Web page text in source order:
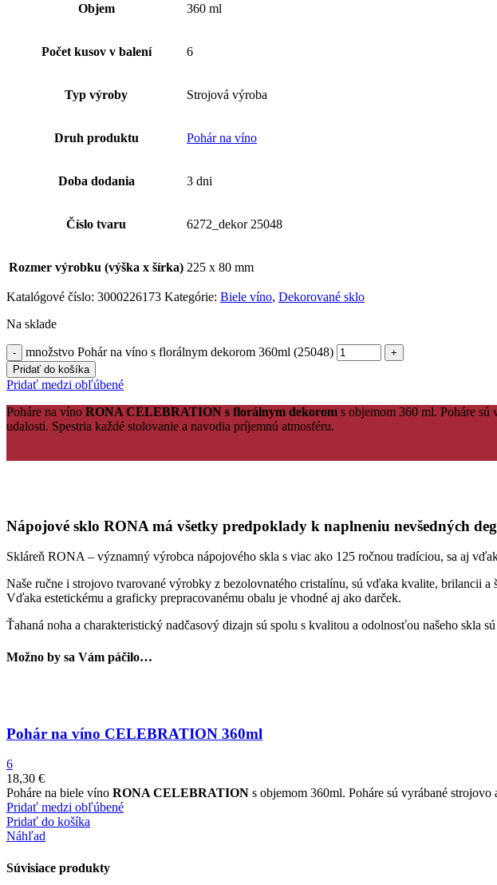
Objem 360 ml
Počet kusov v balení 6
Typ výroby Strojová výroba
Druh produktu Pohár na víno
Doba dodania 3 dni
Číslo tvaru 6272_dekor 25048
Rozmer výrobku (výška x šírka) 225 x 80 mm
Katalógové číslo: 3000226173 Kategórie: Biele víno, Dekorované sklo
Na sklade
množstvo Pohár na víno s florálnym dekorom 360ml (25048)
Pridať do košíka
Pridať medzi obľúbené
Poháre na víno RONA CELEBRATION s florálnym dekorom s objemom 360 ml. Poháre
udalosti. Spestria každé stolovanie a navodia príjemnú atmosféru.
Nápojové sklo RONA má všetky predpoklady k naplneniu nevšedných
Skláreň RONA – významný výrobca nápojového skla s viac ako 125 ročnou tradíciou, sa aj
Naše ručne i strojovo tvarované výrobky z bezolovnatého cristalínu, sú vďaka kvalite, brilancii
Vďaka estetickému a graficky prepracovanému obalu je vhodné aj ako darček.
Ťahaná noha a charakteristický nadčasový dizajn sú spolu s kvalitou a odolnosťou našeho
Možno by sa Vám páčilo…
Pohár na víno CELEBRATION 360ml
6
18,30 €
Poháre na biele víno RONA CELEBRATION s objemom 360ml. Poháre sú vyrábané strojovo
Pridať medzi obľúbené
Pridať do košíka
Náhľad
Súvisiace produkty